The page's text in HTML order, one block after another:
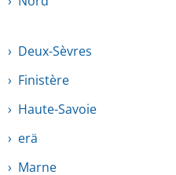
Deux-Sèvres
Finistère
Haute-Savoie
erä
Marne